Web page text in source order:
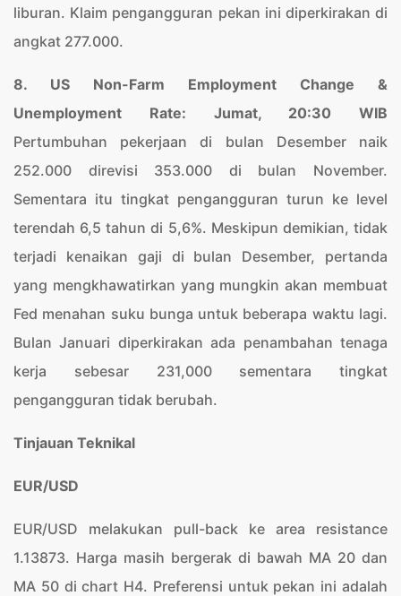
liburan. Klaim pengangguran pekan ini diperkirakan di
angkat 277.000.
8. US Non-Farm Employment Change &
Unemployment Rate: Jumat, 20:30 WIB
Pertumbuhan pekerjaan di bulan Desember naik
252.000 direvisi 353.000 di bulan November.
Sementara itu tingkat pengangguran turun ke level
terendah 6,5 tahun di 5,6%. Meskipun demikian, tidak
terjadi kenaikan gaji di bulan Desember, pertanda
yang mengkhawatirkan yang mungkin akan membuat
Fed menahan suku bunga untuk beberapa waktu lagi.
Bulan Januari diperkirakan ada penambahan tenaga
kerja sebesar 231,000 sementara tingkat
pengangguran tidak berubah.
Tinjauan Teknikal
EUR/USD
EUR/USD melakukan pull-back ke area resistance
1.13873. Harga masih bergerak di bawah MA 20 dan
MA 50 di chart H4. Preferensi untuk pekan ini adalah